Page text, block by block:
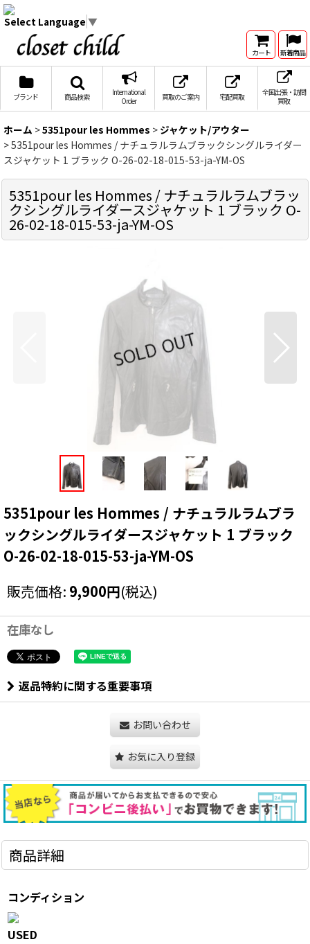
Select Language ▼
カート 新着商品
ブランド 商品検索
International
Order
買取のご案内 宅配買取
全国出張・訪問
買取
ホーム >5351pour les Hommes > ジャケット/アウター
>5351pour les Hommes / ナチュラルラムブラックシングルライダー
スジャケット 1 ブラック O-26-02-18-015-53-ja-YM-OS
5351pour les Hommes / ナチュラルラムブラッ
クシングルライダースジャケット 1 ブラック O-
26-02-18-015-53-ja-YM-OS
5351pour les Hommes / ナチュラルラムブラ
ックシングルライダースジャケット 1 ブラック
O-26-02-18-015-53-ja-YM-OS
販売価格: 9,900円(税込)
在庫なし
返品特約に関する重要事項
お問い合わせ
お気に入り登録
商品詳細
コンディション
USED